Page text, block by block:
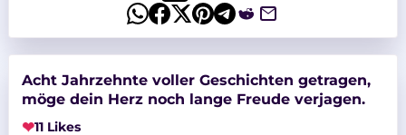
Acht Jahrzehnte voller Geschichten getragen,
möge dein Herz noch lange Freude verjagen.
❤11 Likes